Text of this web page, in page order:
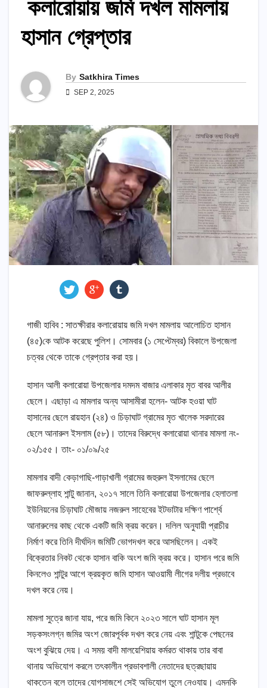
কলারোয়ায় জমি দখল মামলায়
হাসান গ্রেপ্তার
By Satkhira Times
SEP 2, 2025
গাজী হাবিব : সাতক্ষীরার কলারোয়ায় জমি দখল মামলায় আলোচিত হাসান
(৪৫)কে আটক করেছে পুলিশ। সোমবার (১ সেপ্টেম্বর) বিকালে উপজেলা
চত্বর থেকে তাকে গ্রেপ্তার করা হয়।
হাসান আলী কলারোয়া উপজেলার দমদম বাজার এলাকার মৃত বাবর আলীর
ছেলে। এছাড়া এ মামলার অন্য আসামীরা হলেন- আটক হওয়া ঘাট
হাসানের ছেলে রায়হান (২৪) ও চিড়াঘাট গ্রামের মৃত খালেক সরদারের
ছেলে আনারুল ইসলাম (৫৮)। তাদের বিরুদ্ধে কলারোয়া থানার মামলা নং-
০২/১৫৫। তাং- ০১/০৯/২৫
মামলার বাদী কেড়াগাছি-গাড়াখালী গ্রামের জহুরুল ইসলামের ছেলে
জাফরুল্লাহ শান্টু জানান, ২০১৭ সালে তিনি কলারোয়া উপজেলার হেলাতলা
ইউনিয়নের চিড়াঘাট মৌজায় নজরুল সাহেবের ইটভাটার দক্ষিণ পার্শ্বে
আনারুলের কাছ থেকে একটি জমি ক্রয় করেন। দলিল অনুযায়ী প্রাচীর
নির্মাণ করে তিনি দীর্ঘদিন জমিটি ভোগদখল করে আসছিলেন। একই
বিক্রেতার নিকট থেকে হাসান বাকি অংশ জমি ক্রয় করে। হাসান পরে জমি
কিনলেও শান্টুর আগে ক্রয়কৃত জমি হাসান আওয়ামী লীগের দলীয় প্রভাবে
দখল করে নেয়।
মামলা সুত্রে জানা যায়, পরে জমি কিনে ২০২৩ সালে ঘাট হাসান মূল
সড়কসংলগ্ন জমির অংশ জোরপূর্বক দখল করে নেয় এবং শান্টুকে পেছনের
অংশ বুঝিয়ে দেয়। এ সময় বাদী মালয়েশিয়ায় কর্মরত থাকায় তার বাবা
থানায় অভিযোগ করলে তৎকালীন প্রভাবশালী নেতাদের ছত্রছায়ায়
থাকতেন বলে তাদের যোগসাজশে সেই অভিযোগ তুলে নেওযায়। এমনকি